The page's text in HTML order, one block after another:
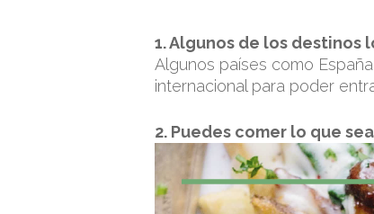
1. Algunos de los
Algunos países como
internacional para poder
2. Puedes comer lo que